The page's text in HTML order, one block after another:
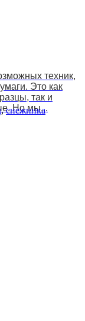
техник,
Это как
так и
Но мы...
,снежинка